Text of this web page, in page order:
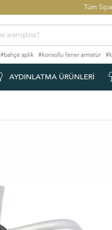
Tüm
#bahçe aplik #konsollu fener armatür
AYDINLATMA ÜRÜNLERI